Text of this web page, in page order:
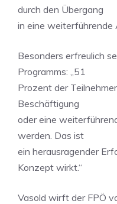
durch den Übergang
in eine weiterführende
Besonders erfreulich
Programms: „51
Prozent der
Beschäftigung
oder eine
werden. Das ist
ein herausragender
Konzept wirkt.“
Vasold wirft der FPÖ